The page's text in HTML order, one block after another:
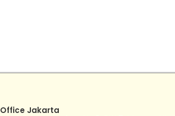
Office Jakarta